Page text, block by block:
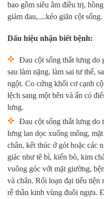
bao gồm siêu âm điều trị,
giảm đau,....kéo giãn cột sống.
Dấu hiệu nhận biết bệnh:
Đau cột sống thắt lưng do
sau làm nặng, làm sai tư thế,
ngột. Co cứng khối cơ cạnh
lệch sang một bên và ấn có
lưng.
Đau cột sống thắt lưng do
lưng lan dọc xuống mông,
chân, kết thúc ở gót hoặc các
giác như tê bì, kiến bò, kim
vuông góc với mặt giường,
và chân. Rối loạn đại tiểu tiện
rễ thần kinh vùng đuôi ngựa.